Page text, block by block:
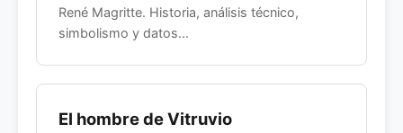
René Magritte. Historia, análisis técnico,
simbolismo y datos...
El hombre de Vitruvio